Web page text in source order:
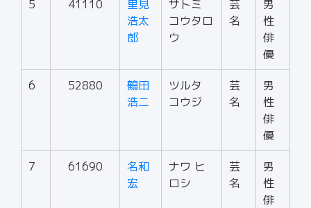
5 41110
里見
浩太
郎
サトミ
コウタロ
ウ
芸
名
男
性
俳
優
6 52880
鶴田
浩二
ツルタ
コウジ
芸
名
男
性
俳
優
7 61690
名和
宏
ナワ ヒ
ロシ
芸
名
男
性
俳